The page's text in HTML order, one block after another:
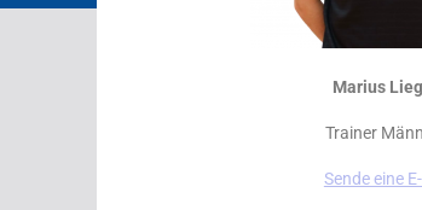
Marius
Trainer
Sende eine